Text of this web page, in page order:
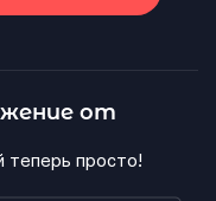
от
теперь просто!